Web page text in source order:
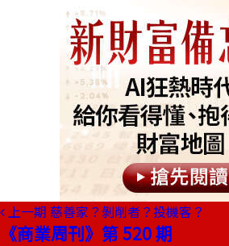
上一期 慈善家？剝削者？投機客？
《商業周刊》第 520 期